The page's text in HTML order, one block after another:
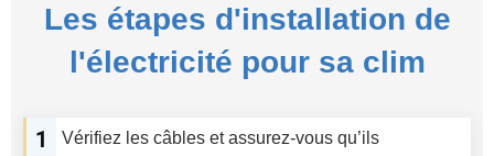
Les étapes d'installation de
l'électricité pour sa clim
1
Vérifiez les câbles et assurez-vous qu’ils